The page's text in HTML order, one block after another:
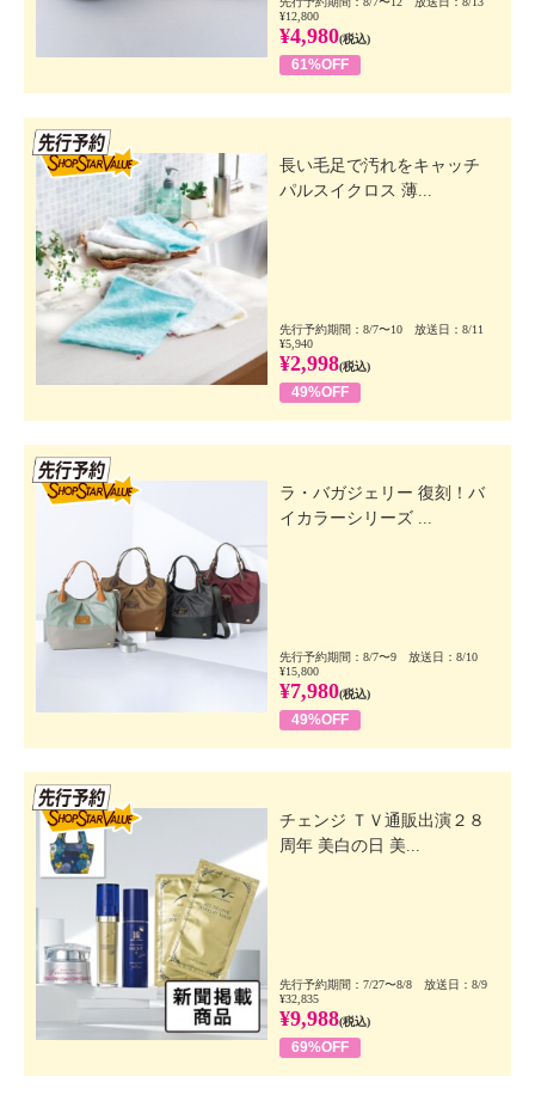
¥12,800
¥4,980(税込)
61%OFF
長い毛足で汚れをキャッチ
パルスイクロス 薄...
先行予約期間：8/7〜10 放送日：8/11
¥5,940
¥2,998(税込)
49%OFF
ラ・バガジェリー 復刻！バ
イカラーシリーズ ...
先行予約期間：8/7〜9 放送日：8/10
¥15,800
¥7,980(税込)
49%OFF
チェンジ ＴＶ通販出演２８
周年 美白の日 美...
先行予約期間：7/27〜8/8 放送日：8/9
¥32,835
¥9,988(税込)
69%OFF